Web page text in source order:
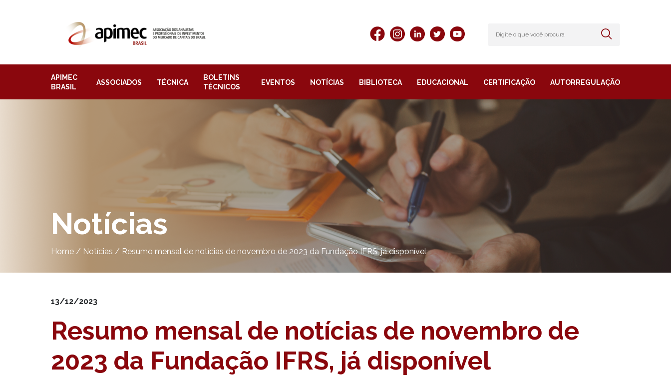
APIMEC
BRASIL
ASSOCIADOS TÉCNICA
BOLETINS
TÉCNICOS
EVENTOS NOTÍCIAS BIBLIOTECA EDUCACIONAL CERTIFICAÇÃO AUTORREGULAÇÃO
Notícias
Home / Notícias / Resumo mensal de notícias de novembro de 2023 da Fundação IFRS, já disponível
13/12/2023
Resumo mensal de notícias de novembro de
2023 da Fundação IFRS, já disponível